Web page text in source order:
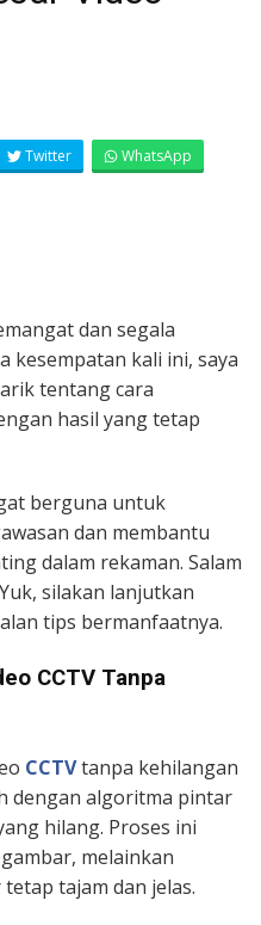
Twitter
WhatsApp
dan segala
kesempatan kali ini, saya
tentang cara
hasil yang tetap
berguna untuk
dan membantu
dalam rekaman. Salam
silakan lanjutkan
tips bermanfaatnya.
CCTV Tanpa
CCTVtanpa kehilangan
dengan algoritma pintar
hilang. Proses ini
melainkan
tajam dan jelas.